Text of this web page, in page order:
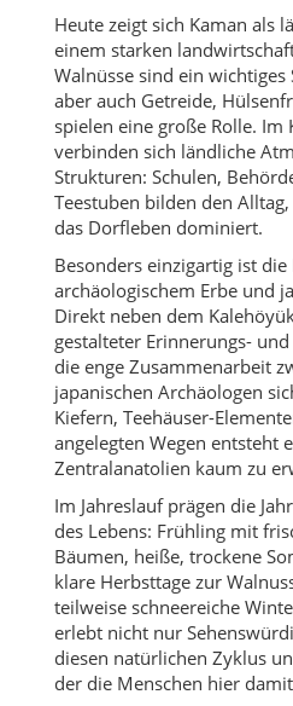
Heute zeigt sich Kaman als
einem starken
Walnüsse sind ein wichtiges
aber auch Getreide,
spielen eine große Rolle. Im
verbinden sich ländliche
Strukturen: Schulen,
Teestuben bilden den
das Dorfleben dominiert.
Besonders einzigartig ist
archäologischem Erbe und
Direkt neben dem
gestalteter Erinnerungs-
die enge Zusammenarbeit
japanischen Archäologen
Kiefern, Teehäuser-
angelegten Wegen entsteht
Zentralanatolien kaum zu
Im Jahreslauf prägen die
des Lebens: Frühling mit
Bäumen, heiße, trockene
klare Herbsttage zur
teilweise schneereiche
erlebt nicht nur
diesen natürlichen Zyklus
der die Menschen hier